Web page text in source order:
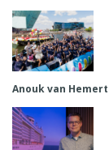
Anouk van Hemert